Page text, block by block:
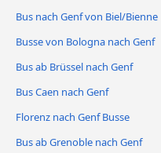
Bus nach Genf von Biel/Bienne
Busse von Bologna nach Genf
Bus ab Brüssel nach Genf
Bus Caen nach Genf
Florenz nach Genf Busse
Bus ab Grenoble nach Genf